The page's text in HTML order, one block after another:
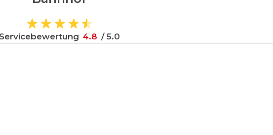
Servicebewertung 4.8 / 5.0